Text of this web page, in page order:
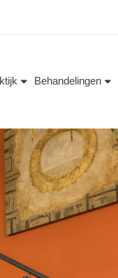
Behandelingen